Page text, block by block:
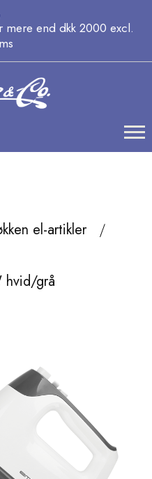
mere end dkk 2000 excl.
el-artikler
hvid/grå